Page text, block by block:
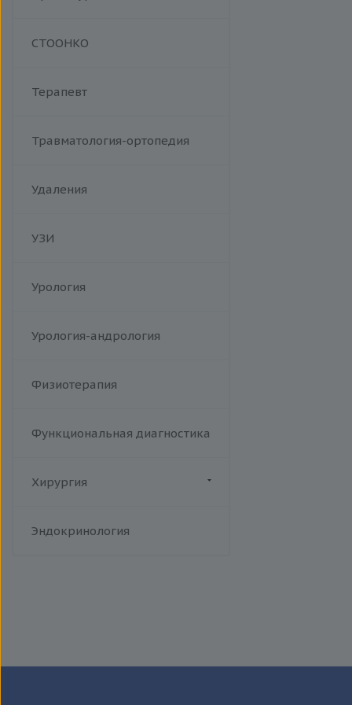
СТООНКО
Терапевт
Травматология-ортопедия
Удаления
УЗИ
Урология
Урология-андрология
Физиотерапия
Функциональная диагностика
Хирургия
Эндокринология